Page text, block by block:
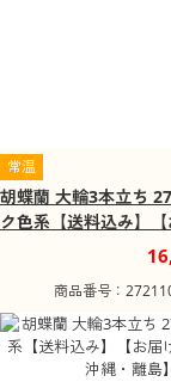
常温
胡蝶蘭 大輪3本立ち
ク色系【送料込み】
地域：沖縄・離島】
商品番号：